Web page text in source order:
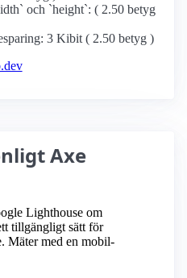
och `height`: ( 2.50 betyg
3 Kibit ( 2.50 betyg )
Axe
Lighthouse om
tillgängligt sätt för
Mäter med en mobil­